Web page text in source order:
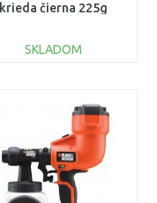
krieda čierna 225g
SKLADOM
Porovnať